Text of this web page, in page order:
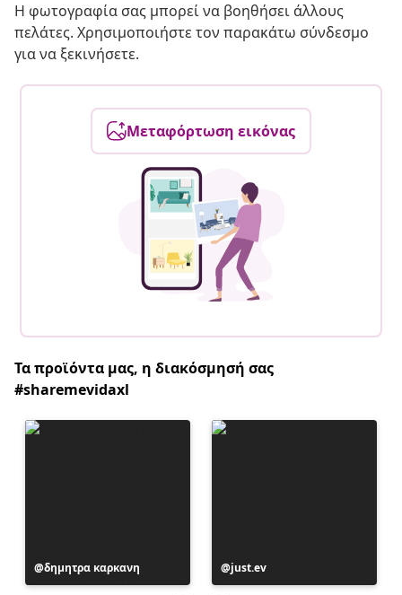
Η φωτογραφία σας μπορεί να βοηθήσει άλλους
πελάτες. Χρησιμοποιήστε τον παρακάτω σύνδεσμο
για να ξεκινήσετε.
Μεταφόρτωση εικόνας
Τα προϊόντα μας, η διακόσμησή σας
#sharemevidaxl
Η
ανάρτηση
δημητρα καρκανη
Η
ανάρτηση
just.ev